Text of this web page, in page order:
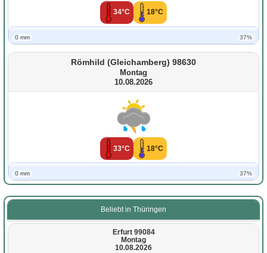
34°C 18°C
0 mm 37%
Römhild (Gleichamberg) 98630
Montag
10.08.2026
33°C 18°C
0 mm 37%
Beliebt in Thüringen
Erfurt 99084
Montag
10.08.2026